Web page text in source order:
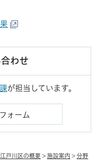
わせ
が担当しています。
江戸川区の概要 > 施設案内 > 分野